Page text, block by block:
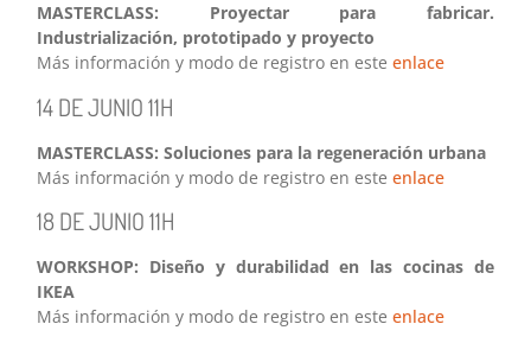
MASTERCLASS: Proyectar para fabricar.
Industrialización, prototipado y proyecto
Más información y modo de registro en esteenlace
14 DE JUNIO 11H
MASTERCLASS: Soluciones para la regeneración urbana
Más información y modo de registro en esteenlace
18 DE JUNIO 11H
WORKSHOP: Diseño y durabilidad en las cocinas de
IKEA
Más información y modo de registro en esteenlace